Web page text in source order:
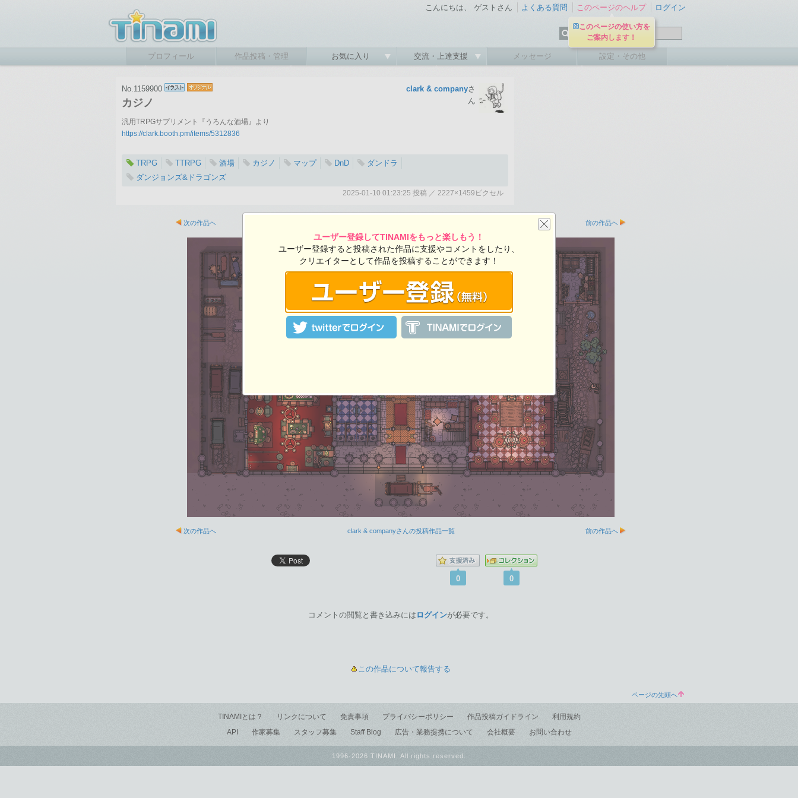
こんにちは、 ゲストさん よくある質問 このページのヘルプ ログイン
プロフィール 作品投稿・管理 お気に入り 交流・上達支援 メッセージ 設定・その他
No.1159900
カジノ
clark & companyさ
ん
汎用TRPGサプリメント『うろんな酒場』より
https://clark.booth.pm/items/5312836
TRPG TTRPG 酒場 カジノ マップ DnD
ダンドラ
ダンジョンズ&ドラゴンズ
2025-01-10 01:23:25 投稿 ／ 2227×1459ピクセル
次の作品へ 前の作品へ
総閲覧数：347 閲覧ユーザー数：347
2227×1459ピクセル
次の作品へ clark & companyさんの投稿作品一覧 前の作品へ
0 0
コメントの閲覧と書き込みには ログインが必要です。
この作品について報告する
ページの先頭へ
TINAMIとは？ リンクについて 免責事項 プライバシーポリシー 作品投稿ガイドライン
利用規約
API
作家募集 スタッフ募集 Staff Blog 広告・業務提携について 会社概要 お問い合わせ
1996-2026 TINAMI. All rights reserved.
ユーザー登録してTINAMIをもっと楽しもう！
ユーザー登録すると投稿された作品に支援やコメントをしたり、
クリエイターとして作品を投稿することができます！
このページの使い方を
ご案内します！